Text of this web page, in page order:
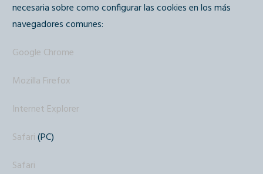
necesaria sobre como configurar las cookies en los más
navegadores comunes:
Google Chrome
Mozilla Firefox
Internet Explorer
Safari(PC)
Safari